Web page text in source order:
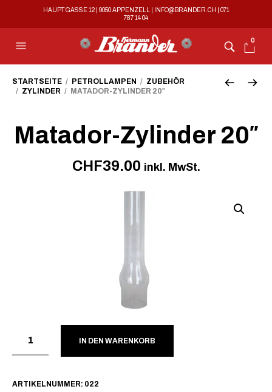
HAUPTGASSE 12 | 9050 APPENZELL | INFO@BRANDER.CH
071
787 14 04
0
STARTSEITE / PETROLLAMPEN / ZUBEHÖR
/ ZYLINDER / MATADOR-ZYLINDER 20″
Matador-Zylinder 20″
CHF39.00 inkl. MwSt.
IN DEN WARENKORB
ARTIKELNUMMER: 022